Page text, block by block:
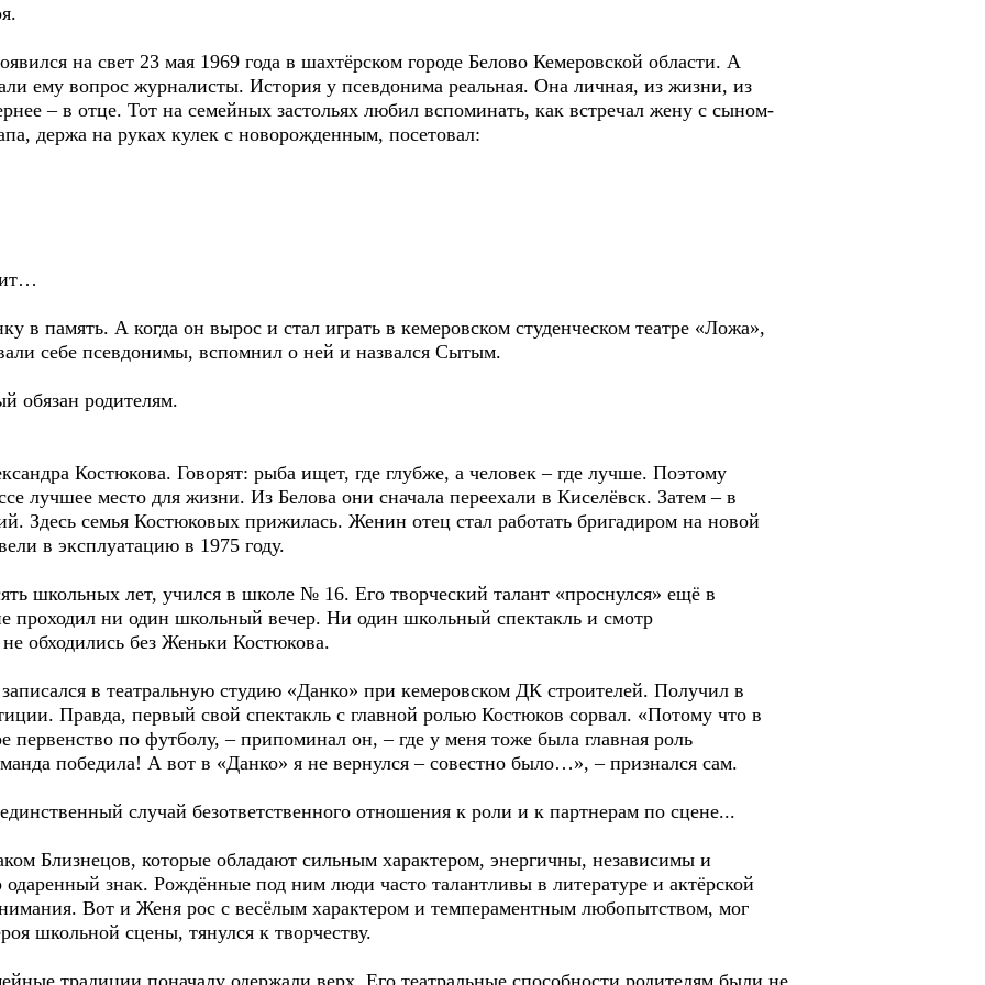
на свет 23 мая 1969 года в шахтёрском городе Белово Кемеровской области. А
ему вопрос журналисты. История у псевдонима реальная. Она личная, из жизни, из
– в отце. Тот на семейных застольях любил вспоминать, как встречал жену с сыном-
держа на руках кулек с новорожденным, посетовал:
в память. А когда он вырос и стал играть в кемеровском студенческом театре «Ложа»,
себе псевдонимы, вспомнил о ней и назвался Сытым.
обязан родителям.
Костюкова. Говорят: рыба ищет, где глубже, а человек – где лучше. Поэтому
лучшее место для жизни. Из Белова они сначала переехали в Киселёвск. Затем – в
Здесь семья Костюковых прижилась. Женин отец стал работать бригадиром на новой
в эксплуатацию в 1975 году.
школьных лет, учился в школе № 16. Его творческий талант «проснулся» ещё в
проходил ни один школьный вечер. Ни один школьный спектакль и смотр
обходились без Женьки Костюкова.
в театральную студию «Данко» при кемеровском ДК строителей. Получил в
Правда, первый свой спектакль с главной ролью Костюков сорвал. «Потому что в
первенство по футболу, – припоминал он, – где у меня тоже была главная роль
победила! А вот в «Данко» я не вернулся – совестно было…», – признался сам.
случай безответственного отношения к роли и к партнерам по сцене...
Близнецов, которые обладают сильным характером, энергичны, независимы и
знак. Рождённые под ним люди часто талантливы в литературе и актёрской
Вот и Женя рос с весёлым характером и темпераментным любопытством, мог
школьной сцены, тянулся к творчеству.
традиции поначалу одержали верх. Его театральные способности родителям были не